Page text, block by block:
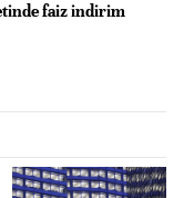
faiz indirim